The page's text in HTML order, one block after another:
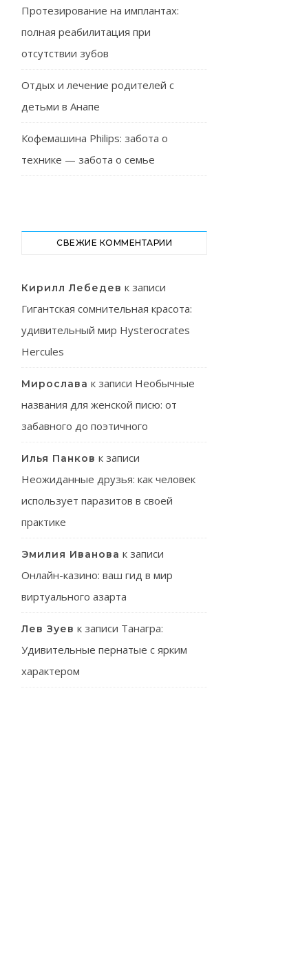
Протезирование на имплантах:
полная реабилитация при
отсутствии зубов
Отдых и лечение родителей с
детьми в Анапе
Кофемашина Philips: забота о
технике — забота о семье
СВЕЖИЕ КОММЕНТАРИИ
Кирилл Лебедев к записи
Гигантская сомнительная красота:
удивительный мир Hysterocrates
Hercules
Мирослава к записи Необычные
названия для женской писю: от
забавного до поэтичного
Илья Панков к записи
Неожиданные друзья: как человек
использует паразитов в своей
практике
Эмилия Иванова к записи
Онлайн-казино: ваш гид в мир
виртуального азарта
Лев Зуев к записи Танагра:
Удивительные пернатые с ярким
характером